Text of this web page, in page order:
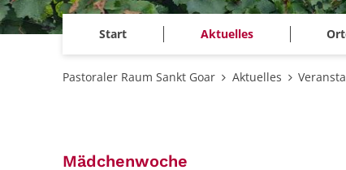
Start Aktuelles
Pastoraler Raum Sankt Goar Aktuelles
Mädchenwoche